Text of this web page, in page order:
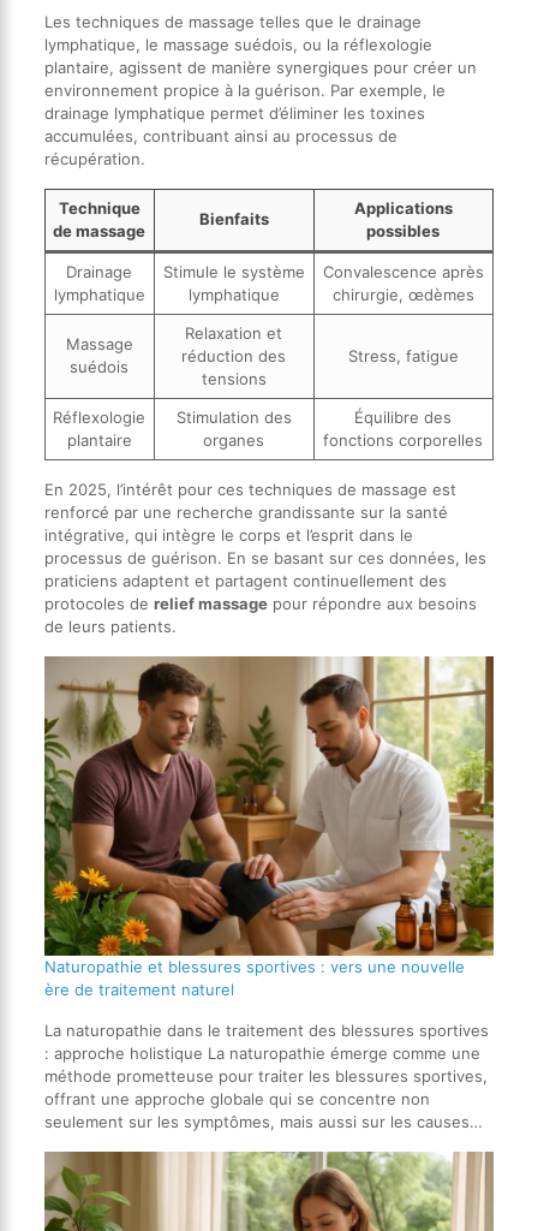
Les techniques de massage telles que le drainage
lymphatique, le massage suédois, ou la réflexologie
plantaire, agissent de manière synergiques pour créer un
environnement propice à la guérison. Par exemple, le
drainage lymphatique permet d’éliminer les toxines
accumulées, contribuant ainsi au processus de
récupération.
Technique
de massage
Bienfaits
Applications
possibles
Drainage
lymphatique
Stimule le système
lymphatique
Convalescence après
chirurgie, œdèmes
Massage
suédois
Relaxation et
réduction des
tensions
Stress, fatigue
Réflexologie
plantaire
Stimulation des
organes
Équilibre des
fonctions corporelles
En 2025, l’intérêt pour ces techniques de massage est
renforcé par une recherche grandissante sur la santé
intégrative, qui intègre le corps et l’esprit dans le
processus de guérison. En se basant sur ces données, les
praticiens adaptent et partagent continuellement des
protocoles de relief massagepour répondre aux besoins
de leurs patients.
Naturopathie et blessures sportives : vers une nouvelle
ère de traitement naturel
La naturopathie dans le traitement des blessures sportives
: approche holistique La naturopathie émerge comme une
méthode prometteuse pour traiter les blessures sportives,
offrant une approche globale qui se concentre non
seulement sur les symptômes, mais aussi sur les causes…